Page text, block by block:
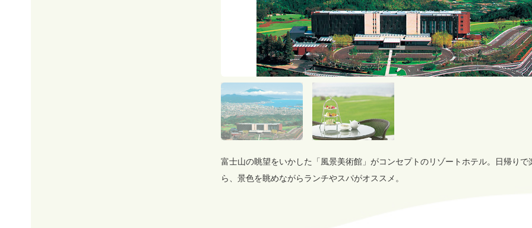
富士山の眺望をいかした「風景美術館」がコンセプトのリゾートホテル。日帰りで
ら、景色を眺めながらランチやスパがオススメ。